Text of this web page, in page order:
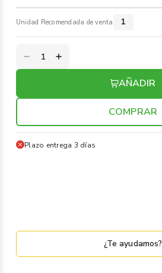
Unidad Recomendada de venta 1
AÑADIR
COMPRAR
Plazo entrega 3 días
¿Te ayudamos?